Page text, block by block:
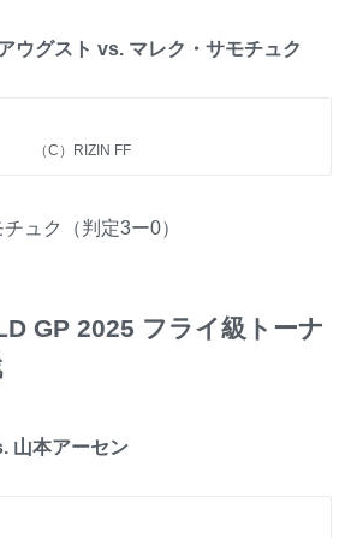
ウグスト vs. マレク・サモチュク
（C）RIZIN FF
ュク（判定3ー0）
GP 2025 フライ級トーナ
山本アーセン